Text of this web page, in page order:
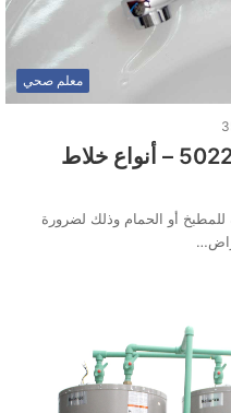
معلم صحي
تركيب خلاط مغسلة 50224487 – أنواع خلاط
أو الحمام وذلك لضرورة